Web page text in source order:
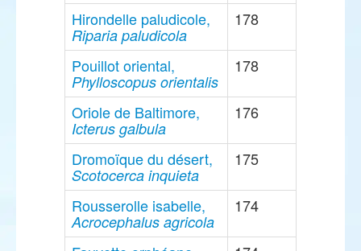
Hirondelle paludicole,
Riparia paludicola
178
Pouillot oriental,
Phylloscopus orientalis
178
Oriole de Baltimore,
Icterus galbula
176
Dromoïque du désert,
Scotocerca inquieta
175
Rousserolle isabelle,
Acrocephalus agricola
174